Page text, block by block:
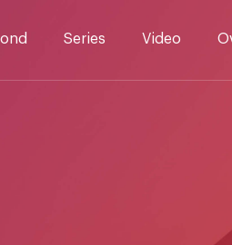
Series Video